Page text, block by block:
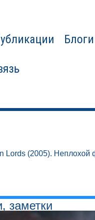
Блоги
Lords (2005). Неплохой
заметки